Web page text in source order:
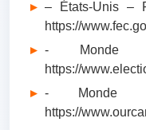
– États-Unis –
https://
- Monde
https://
- Monde
https://